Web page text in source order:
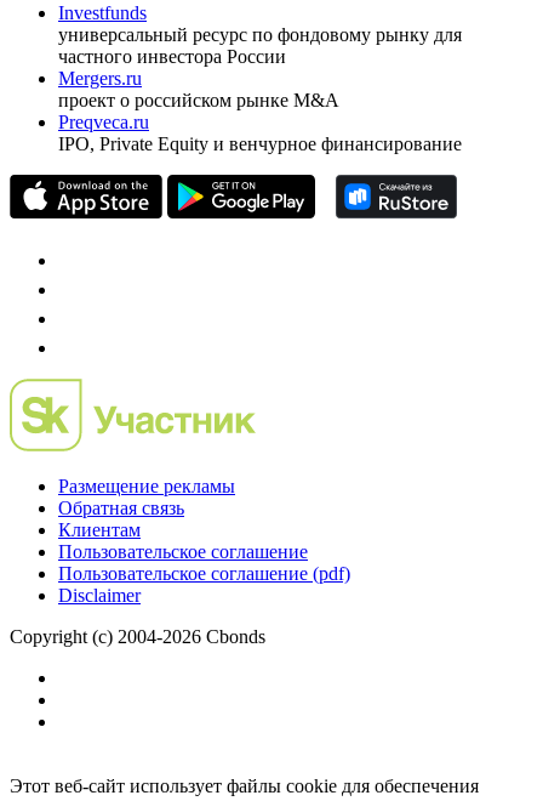
Investfunds
универсальный ресурс по фондовому рынку для
частного инвестора России
Mergers.ru
проект о российском рынке M&A
Preqveca.ru
IPO, Private Equity и венчурное финансирование
Размещение рекламы
Обратная связь
Клиентам
Пользовательское соглашение
Пользовательское соглашение (pdf)
Disclaimer
Copyright (c) 2004-2026 Cbonds
Этот веб-сайт использует файлы cookie для обеспечения